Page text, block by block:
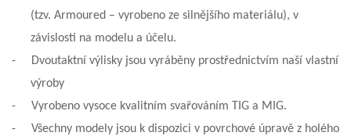
(tzv. Armoured – vyrobeno ze silnějšího materiálu), v
závislosti na modelu a účelu.
-
Dvoutaktní výlisky jsou vyráběny prostřednictvím naší vlastní
výroby
-
Vyrobeno vysoce kvalitním svařováním TIG a MIG.
-
Všechny modely jsou k dispozici v povrchové úpravě z holého